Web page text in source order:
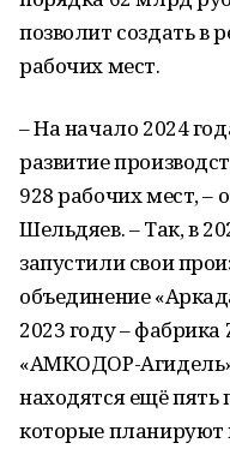
позволит создать в
рабочих мест.
– На начало 2024
развитие
928 рабочих мест, –
Шельдяев. – Так, в
запустили свои
объединение
2023 году – фабрика
«АМКОДОР-
находятся ещё пять
которые планируют